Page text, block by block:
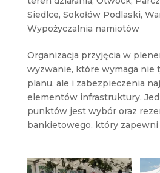
Siedlce, Sokołów Podlaski,
Wypożyczalnia namiotów
Organizacja przyjęcia w
wyzwanie, które wymaga nie
planu, ale i zabezpieczenia
elementów infrastruktury.
punktów jest wybór oraz
bankietowego, który zapewni